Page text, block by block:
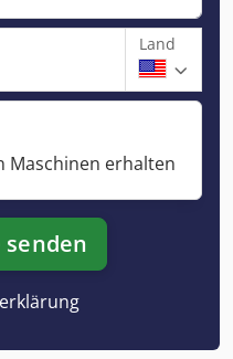
Land
Maschinen erhalten